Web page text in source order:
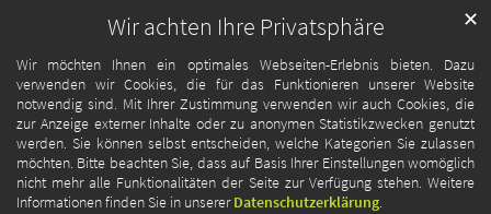
Wir achten Ihre Privatsphäre
Wir möchten Ihnen ein optimales Webseiten-Erlebnis bieten. Dazu
verwenden wir Cookies, die für das Funktionieren unserer Website
notwendig sind. Mit Ihrer Zustimmung verwenden wir auch Cookies, die
zur Anzeige externer Inhalte oder zu anonymen Statistikzwecken genutzt
werden. Sie können selbst entscheiden, welche Kategorien Sie zulassen
möchten. Bitte beachten Sie, dass auf Basis Ihrer Einstellungen womöglich
nicht mehr alle Funktionalitäten der Seite zur Verfügung stehen. Weitere
Informationen finden Sie in unsererDatenschutzerklärung.
✕